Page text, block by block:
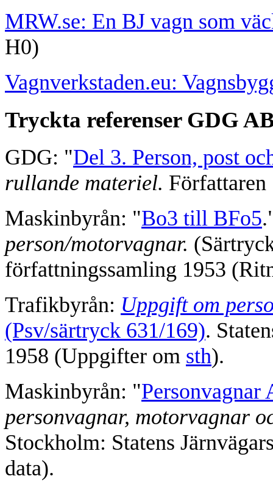
MRW.se: En BJ vagn som
H0)
Vagnverkstaden.eu:
Tryckta referenser GDG
GDG: "Del 3. Person, post
rullande materiel.
Maskinbyrån: "Bo3 till BFo5
person/motorvagnar.
författningssamling 1953
Trafikbyrån: Uppgift om
(Psv/särtryck 631/169).
1958 (Uppgifter om sth).
Maskinbyrån: "Personvagnar
personvagnar, motorvagnar
Stockholm: Statens
data).